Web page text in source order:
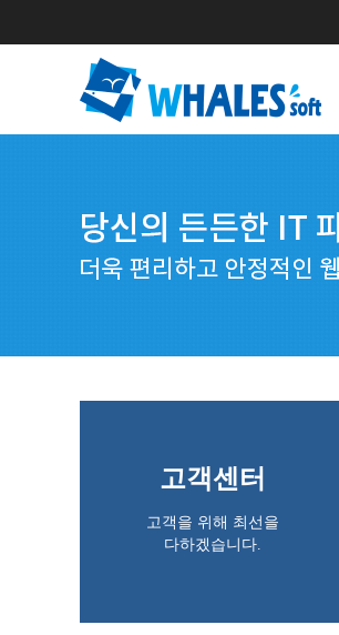
고객센터
고객을 위해 최선을
다하겠습니다.